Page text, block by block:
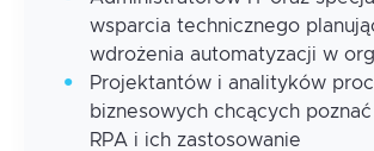
wsparcia technicznego
wdrożenia automatyzacji w
Projektantów i analityków
biznesowych chcących
RPA i ich zastosowanie